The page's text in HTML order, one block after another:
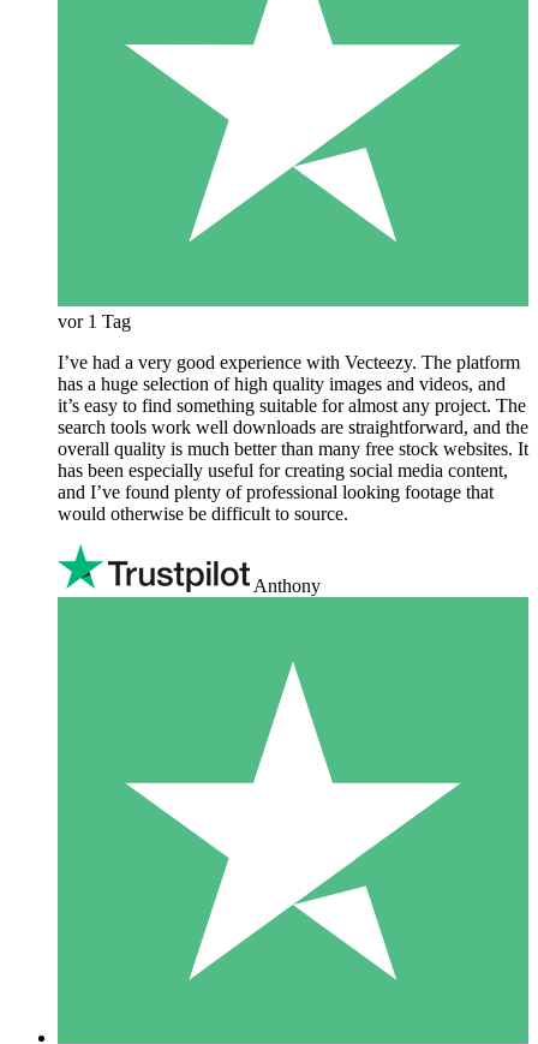
vor 1 Tag
I’ve had a very good experience with Vecteezy. The platform
has a huge selection of high quality images and videos, and
it’s easy to find something suitable for almost any project. The
search tools work well downloads are straightforward, and the
overall quality is much better than many free stock websites. It
has been especially useful for creating social media content,
and I’ve found plenty of professional looking footage that
would otherwise be difficult to source.
Anthony